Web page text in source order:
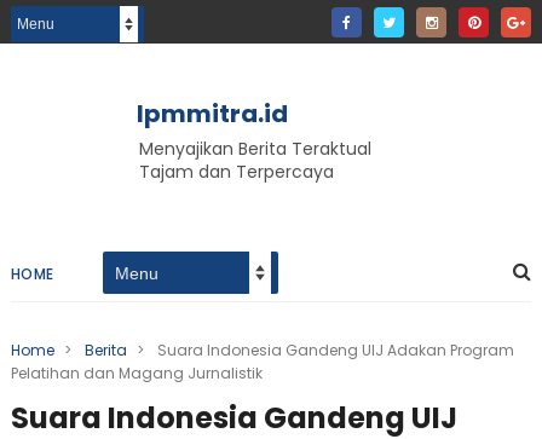
lpmmitra.id
Menyajikan Berita Teraktual
Tajam dan Terpercaya
HOME
Home > Berita >
Suara Indonesia Gandeng UIJ Adakan Program
Pelatihan dan Magang Jurnalistik
Suara Indonesia Gandeng UIJ